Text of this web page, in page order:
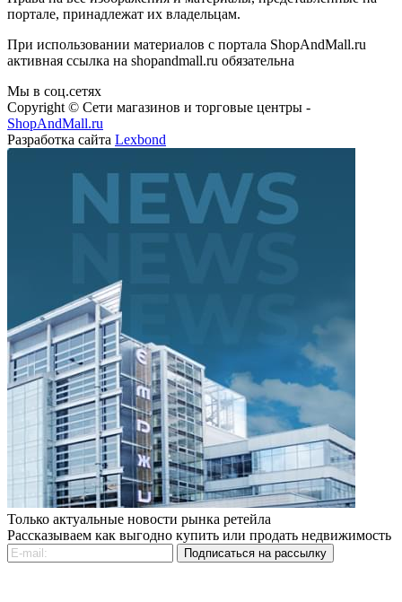
Права на все изображения и материалы, представленные на
портале, принадлежат их владельцам.
При использовании материалов с портала ShopAndMall.ru
активная ссылка на shopandmall.ru обязательна
Мы в соц.сетях
Copyright © Сети магазинов и торговые центры -
ShopAndMall.ru
Разработка сайтаLexbond
Только актуальные новости рынка ретейла
Рассказываем как выгодно купить или продать недвижимость